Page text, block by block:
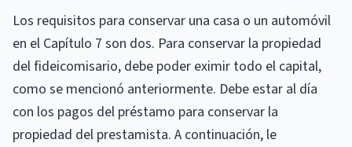
Los requisitos para conservar una casa o un automóvil
en el Capítulo 7 son dos. Para conservar la propiedad
del fideicomisario, debe poder eximir todo el capital,
como se mencionó anteriormente. Debe estar al día
con los pagos del préstamo para conservar la
propiedad del prestamista. A continuación, le